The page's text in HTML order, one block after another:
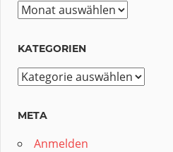
Archiv
KATEGORIEN
Kategorien
META
Anmelden